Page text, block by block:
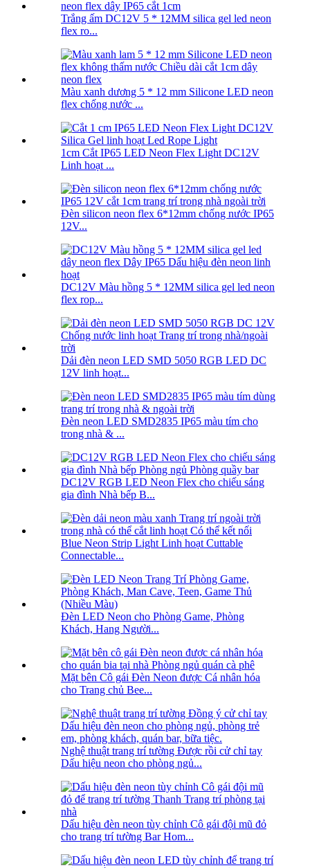
Trắng ấm DC12V 5 * 12MM silica gel led neon
flex ro...
Màu xanh dương 5 * 12 mm Silicone LED neon
flex chống nước ...
1cm Cắt IP65 LED Neon Flex Light DC12V
Linh hoạt ...
Đèn silicon neon flex 6*12mm chống nước IP65
12V...
DC12V Màu hồng 5 * 12MM silica gel led neon
flex rop...
Dải đèn neon LED SMD 5050 RGB LED DC
12V linh hoạt...
Đèn neon LED SMD2835 IP65 màu tím cho
trong nhà & ...
DC12V RGB LED Neon Flex cho chiếu sáng
gia đình Nhà bếp B...
Blue Neon Strip Light Linh hoạt Cuttable
Connectable...
Đèn LED Neon cho Phòng Game, Phòng
Khách, Hang Người...
Mặt bên Cô gái Đèn Neon được Cá nhân hóa
cho Trang chủ Bee...
Nghệ thuật trang trí tường Được rồi cử chỉ tay
Dấu hiệu neon cho phòng ngủ...
Dấu hiệu đèn neon tùy chỉnh Cô gái đội mũ đỏ
cho trang trí tường Bar Hom...